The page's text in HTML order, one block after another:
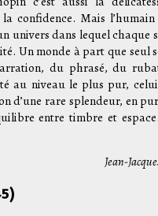
confidence. Mais
univers dans lequel chaque
Un monde à part que seul
du phrasé, du
au niveau le plus pur,
d’une rare splendeur, en
entre timbre et
Jean-